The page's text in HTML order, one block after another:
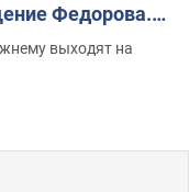
Федорова.
выходят на